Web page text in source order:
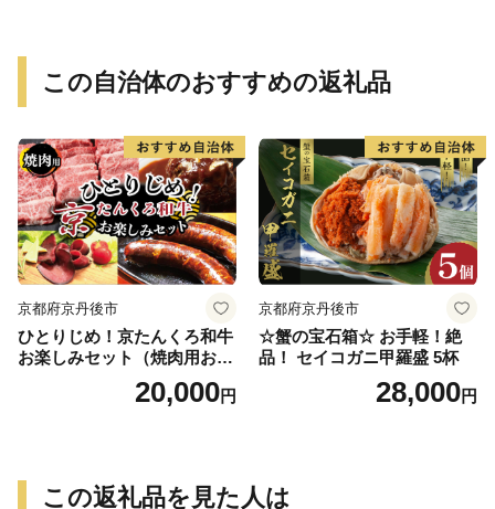
この自治体のおすすめの返礼品
京都府京丹後市
ひとりじめ！京たんくろ和牛
お楽しみセット（焼肉用お
肉、ハンバーグ、生ハム、ソ
ーセージ）食べ比べ お試し
20,000円
京都府京丹後市
☆蟹の宝石箱☆ お手軽！絶
品！ セイコガニ甲羅盛 5杯
28,000円
この返礼品を見た人は